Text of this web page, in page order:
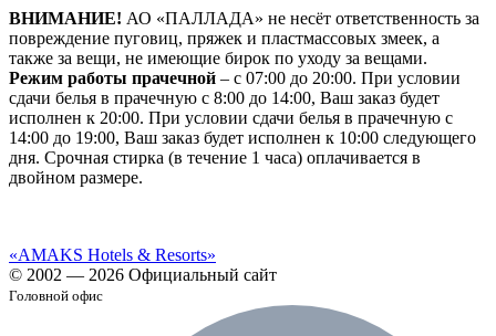
ВНИМАНИЕ! АО «ПАЛЛАДА» не несёт ответственность за
повреждение пуговиц, пряжек и пластмассовых змеек, а
также за вещи, не имеющие бирок по уходу за вещами.
Режим работы прачечной – с 07:00 до 20:00. При условии
сдачи белья в прачечную с 8:00 до 14:00, Ваш заказ будет
исполнен к 20:00. При условии сдачи белья в прачечную с
14:00 до 19:00, Ваш заказ будет исполнен к 10:00 следующего
дня. Срочная стирка (в течение 1 часа) оплачивается в
двойном размере.
«AMAKS Hotels & Resorts»
© 2002 — 2026 Официальный сайт
Головной офис